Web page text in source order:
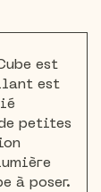
est
est
petites
à poser.